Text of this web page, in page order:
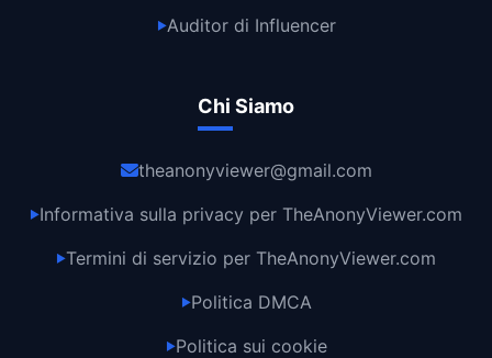
▶Auditor di Influencer
Chi Siamo
theanonyviewer@gmail.com
▶Informativa sulla privacy per TheAnonyViewer.com
▶Termini di servizio per TheAnonyViewer.com
▶Politica DMCA
▶Politica sui cookie